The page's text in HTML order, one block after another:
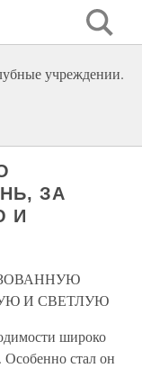
учреждении.
ЗА
И
И СВЕТЛУЮ
широко
Особенно стал он